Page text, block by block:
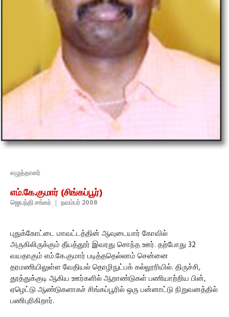
எழுத்தாளர்
எம்.கே.குமார் (சிங்கப்பூர்)
ஜெயந்தி சங்கர் | நவம்பர் 2008
புதுக்கோட்டை மாவட்டத்தின் ஆவுடையார் கோவில்
அருகிலிருக்கும் தீயத்தூர் இவரது சொந்த ஊர். தற்போது 32
வயதாகும் எம்.கே.குமார் படித்ததெல்லாம் சென்னை
தரமணியிலுள்ள வேதியல் தொழிநுட்பக் கல்லூரியில். திருச்சி,
தூத்துக்குடி ஆகிய ஊர்களில் ஆறாண்டுகள் பணியாற்றிய பின்,
ஏழெட்டு ஆண்டுகளாகச் சிங்கப்பூரில் ஒரு பன்னாட்டு நிறுவனத்தில்
பணிபுரிகிறார்.